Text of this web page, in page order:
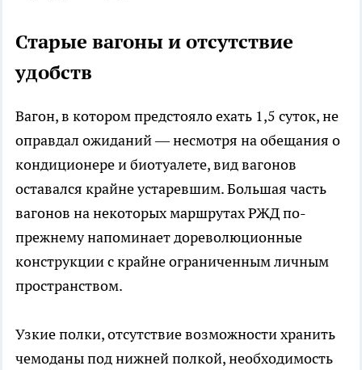
Старые вагоны и отсутствие
удобств
Вагон, в котором предстояло ехать 1,5 суток, не
оправдал ожиданий — несмотря на обещания о
кондиционере и биотуалете, вид вагонов
оставался крайне устаревшим. Большая часть
вагонов на некоторых маршрутах РЖД по-
прежнему напоминает дореволюционные
конструкции с крайне ограниченным личным
пространством.
Узкие полки, отсутствие возможности хранить
чемоданы под нижней полкой, необходимость